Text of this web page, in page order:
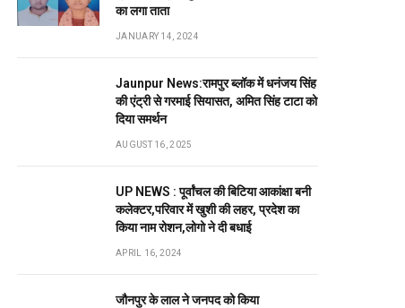
का लगा ताता
JANUARY 14, 2024
Jaunpur News:रामपुर ब्लॉक में धनंजय सिंह
की एंट्री से गरमाई सियासत, अमित सिंह टाटा को
दिया समर्थन
AUGUST 16, 2025
UP NEWS : पूर्वांचल की बिटिया आकांक्षा बनी
कलेक्टर,परिवार में खुशी की लहर, प्रदेश का
किया नाम रोशन,लोगो ने दी बधाई
APRIL 16, 2024
जौनपुर के लाल ने जनपद को किया